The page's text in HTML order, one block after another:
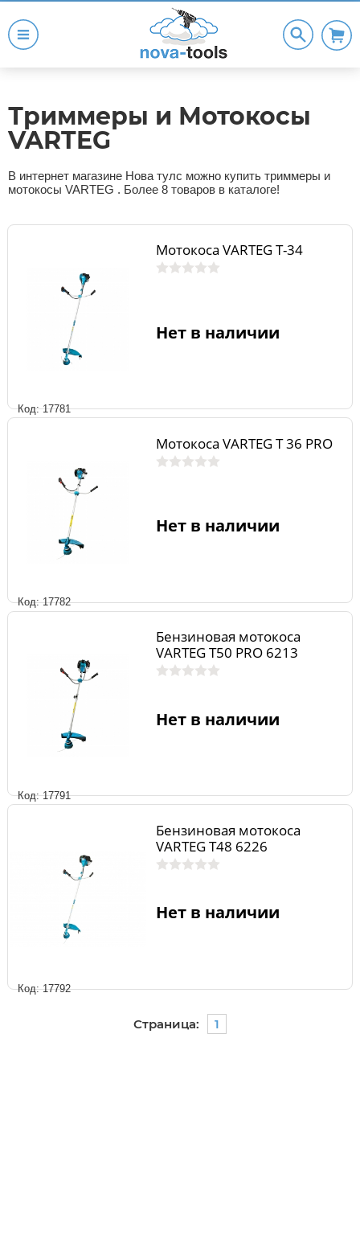
Триммеры и Мотокосы
VARTEG
В интернет магазине Нова тулс можно купить триммеры и
мотокосы VARTEG . Более 8 товаров в каталоге!
Код: 17781
Мотокоса VARTEG T-34
Нет в наличии
Код: 17782
Мотокоса VARTEG T 36 PRO
Нет в наличии
Код: 17791
Бензиновая мотокоса
VARTEG T50 PRO 6213
Нет в наличии
Код: 17792
Бензиновая мотокоса
VARTEG T48 6226
Нет в наличии
Страница: 1